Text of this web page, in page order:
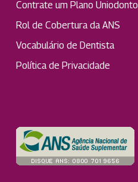
Contrate um Plano Uniodonto
Rol de Cobertura da ANS
Vocabulário de Dentista
Política de Privacidade